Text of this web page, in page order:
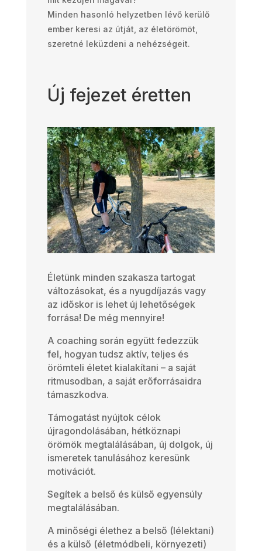
Minden hasonló helyzetben lévő kerülő
ember keresi az útját, az életörömöt,
szeretné leküzdeni a nehézségeit.
Új fejezet éretten
Életünk minden szakasza tartogat
változásokat, és a nyugdíjazás vagy
az időskor is lehet új lehetőségek
forrása! De még mennyire!
A coaching során együtt fedezzük
fel, hogyan tudsz aktív, teljes és
örömteli életet kialakítani – a saját
ritmusodban, a saját erőforrásaidra
támaszkodva.
Támogatást nyújtok célok
újragondolásában, hétköznapi
örömök megtalálásában, új dolgok, új
ismeretek tanulásához keresünk
motivációt.
Segítek a belső és külső egyensúly
megtalálásában.
A minőségi élethez a belső (lélektani)
és a külső (életmódbeli, környezeti)